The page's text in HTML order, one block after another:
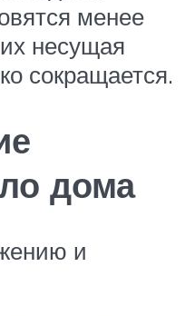
менее
несущая
сокращается.
дома
и